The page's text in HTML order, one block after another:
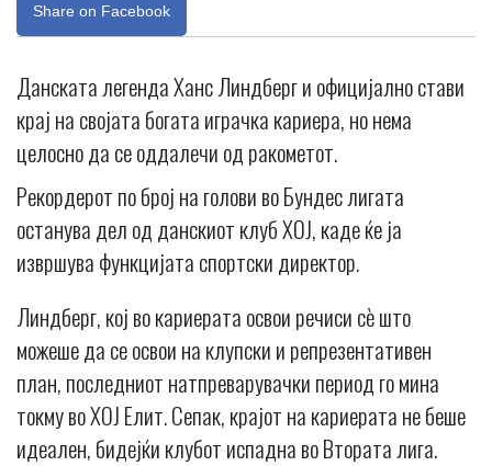
Share on Facebook
Данската легенда Ханс Линдберг и официјално стави
крај на својата богата играчка кариера, но нема
целосно да се оддалечи од ракометот.
Рекордерот по број на голови во Бундес лигата
останува дел од данскиот клуб ХОЈ, каде ќе ја
извршува функцијата спортски директор.
Линдберг, кој во кариерата освои речиси сè што
можеше да се освои на клупски и репрезентативен
план, последниот натпреварувачки период го мина
токму во ХОЈ Елит. Сепак, крајот на кариерата не беше
идеален, бидејќи клубот испадна во Втората лига.